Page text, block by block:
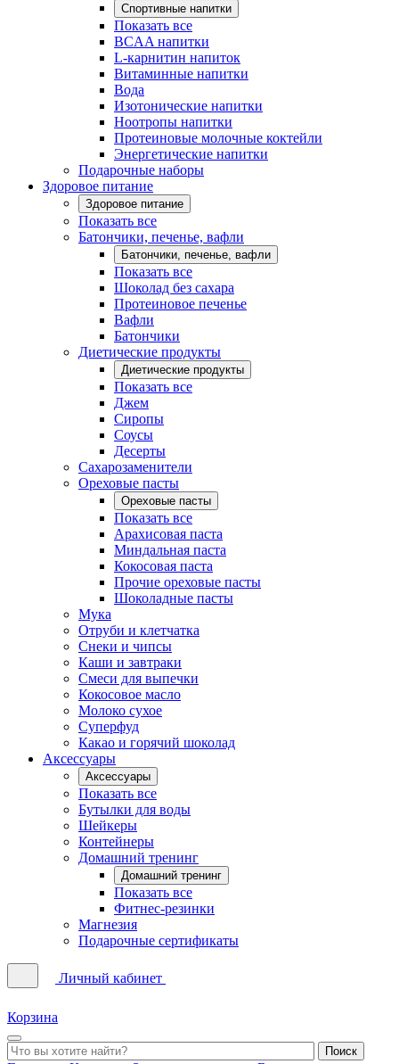
Спортивные напитки
Показать все
BCAA напитки
L-карнитин напиток
Витаминные напитки
Вода
Изотонические напитки
Ноотропы напитки
Протеиновые молочные коктейли
Энергетические напитки
Подарочные наборы
Здоровое питание
Здоровое питание
Показать все
Батончики, печенье, вафли
Батончики, печенье, вафли
Показать все
Шоколад без сахара
Протеиновое печенье
Вафли
Батончики
Диетические продукты
Диетические продукты
Показать все
Джем
Сиропы
Соусы
Десерты
Сахарозаменители
Ореховые пасты
Ореховые пасты
Показать все
Арахисовая паста
Миндальная паста
Кокосовая паста
Прочие ореховые пасты
Шоколадные пасты
Мука
Отруби и клетчатка
Снеки и чипсы
Каши и завтраки
Смеси для выпечки
Кокосовое масло
Молоко сухое
Суперфуд
Какао и горячий шоколад
Аксессуары
Аксессуары
Показать все
Бутылки для воды
Шейкеры
Контейнеры
Домашний тренинг
Домашний тренинг
Показать все
Фитнес-резинки
Магнезия
Подарочные сертификаты
Личный кабинет
Корзина